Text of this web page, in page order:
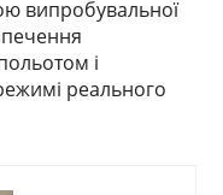
випробувальної
і
реального